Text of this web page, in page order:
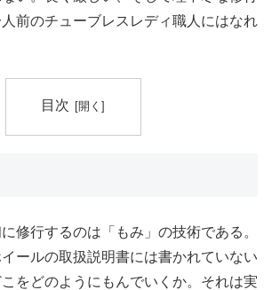
前のチューブレスレディ職人にはなれ
目次
修行するのは「もみ」の技術である。
ールの取扱説明書には書かれていない
をどのようにもんでいくか。それは実